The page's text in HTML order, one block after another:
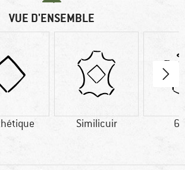
VUE D'ENSEMBLE
Similicuir